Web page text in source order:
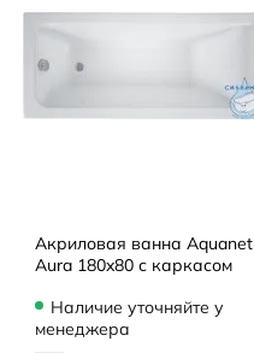
Акриловая ванна Aquanet
Aura 180x80 с каркасом
Наличие уточняйте у
менеджера